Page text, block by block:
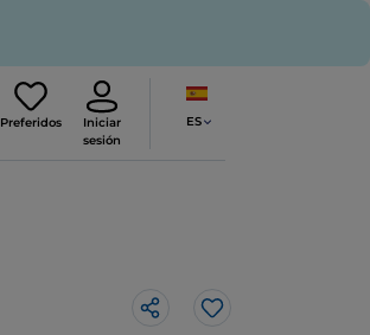
Preferidos
Iniciar
sesión
ES
Me gusta